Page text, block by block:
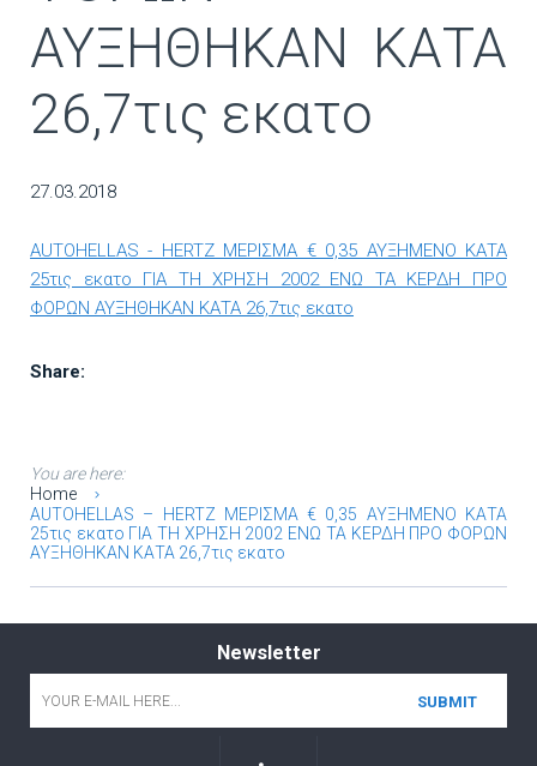
ΑΥΞΗΘΗΚΑΝ ΚΑΤΑ
26,7τις εκατο
27.03.2018
AUTOHELLAS - HERTZ ΜΕΡΙΣΜΑ € 0,35 ΑΥΞΗΜΕΝΟ ΚΑΤΑ
25τις εκατο ΓΙΑ ΤΗ ΧΡΗΣΗ 2002 ΕΝΩ ΤΑ ΚΕΡΔΗ ΠΡΟ
ΦΟΡΩΝ ΑΥΞΗΘΗΚΑΝ ΚΑΤΑ 26,7τις εκατο
Share:
You are here:
Home
AUTOHELLAS – HERTZ ΜΕΡΙΣΜΑ € 0,35 ΑΥΞΗΜΕΝΟ ΚΑΤΑ
25τις εκατο ΓΙΑ ΤΗ ΧΡΗΣΗ 2002 ΕΝΩ ΤΑ ΚΕΡΔΗ ΠΡΟ ΦΟΡΩΝ
ΑΥΞΗΘΗΚΑΝ ΚΑΤΑ 26,7τις εκατο
Newsletter